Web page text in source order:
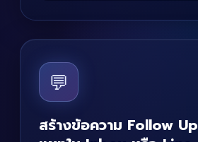
💬
สร้างข้อความ Follow Up